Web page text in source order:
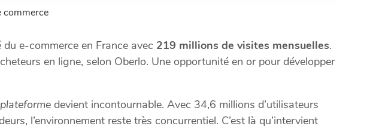
commerce
e-commerce en France avec 219 millions de visites mensuelles.
en ligne, selon Oberlo. Une opportunité en or pour développer
plateforme devient incontournable. Avec 34,6 millions d’utilisateurs
l’environnement reste très concurrentiel. C’est là qu’intervient